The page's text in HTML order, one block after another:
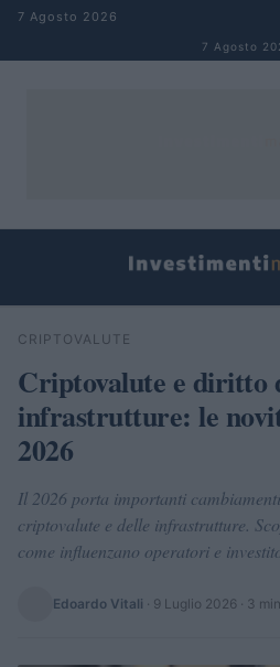
Salta al contenuto
7 Agosto 2026
7 Agosto
Cerca
CRIPTOVALUTE
Criptovalute e diritto
infrastrutture: le
2026
Il 2026 porta importanti
criptovalute e delle infrastrutture.
come influenzano operatori e
Edoardo Vitali · 9 Luglio 2026 · 3 min